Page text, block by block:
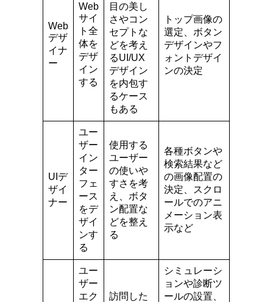
Web
デザ
イナ
ー
Web
サイ
ト全
体を
デザ
イン
する
目の美し
さやコン
セプトな
どを考え
るUI/UX
デザイン
を内包す
るケース
もある
トップ画像の
選定、ボタン
デザインやフ
ォントデザイ
ンの決定
UIデ
ザイ
ナー
ユー
ザー
イン
ター
フェ
ース
をデ
ザイ
ンす
る
使用する
ユーザー
の使いや
すさを考
え、ボタ
ン配置な
どを整え
る
各種ボタンや
検索結果など
の画像配置の
決定、スクロ
ールでのアニ
メーション表
示など
ユー
ザー
エク
訪問した
シミュレーシ
ョンや診断ツ
ールの設置、